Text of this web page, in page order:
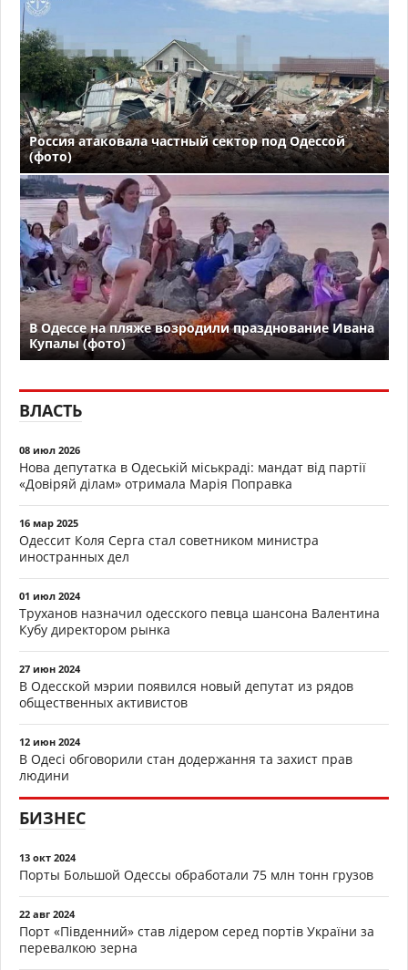
Россия атаковала частный сектор под Одессой
(фото)
В Одессе на пляже возродили празднование Ивана
Купалы (фото)
ВЛАСТЬ
08 июл 2026
Нова депутатка в Одеській міськраді: мандат від партії
«Довіряй ділам» отримала Марія Поправка
16 мар 2025
Одессит Коля Серга стал советником министра
иностранных дел
01 июл 2024
Труханов назначил одесского певца шансона Валентина
Кубу директором рынка
27 июн 2024
В Одесской мэрии появился новый депутат из рядов
общественных активистов
12 июн 2024
В Одесі обговорили стан додержання та захист прав
людини
БИЗНЕС
13 окт 2024
Порты Большой Одессы обработали 75 млн тонн грузов
22 авг 2024
Порт «Південний» став лідером серед портів України за
перевалкою зерна